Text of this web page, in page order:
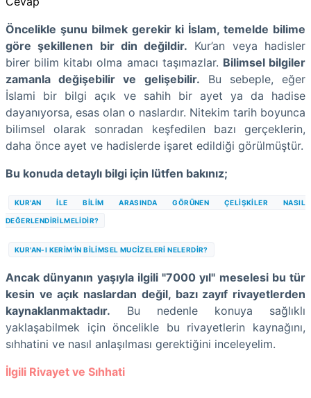
Öncelikle şunu bilmek gerekir ki İslam, temelde bilime
göre şekillenen bir din değildir. Kur’an veya hadisler
birer bilim kitabı olma amacı taşımazlar. Bilimsel bilgiler
zamanla değişebilir ve gelişebilir. Bu sebeple, eğer
İslami bir bilgi açık ve sahih bir ayet ya da hadise
dayanıyorsa, esas olan o naslardır. Nitekim tarih boyunca
bilimsel olarak sonradan keşfedilen bazı gerçeklerin,
daha önce ayet ve hadislerde işaret edildiği görülmüştür.
Bu konuda detaylı bilgi için lütfen bakınız;
KUR’AN İLE BİLİM ARASINDA GÖRÜNEN ÇELİŞKİLER NASIL
DEĞERLENDİRİLMELİDİR?
KUR'AN-I KERİM'İN BİLİMSEL MUCİZELERİ NELERDİR?
Ancak dünyanın yaşıyla ilgili "7000 yıl" meselesi bu tür
kesin ve açık naslardan değil, bazı zayıf rivayetlerden
kaynaklanmaktadır. Bu nedenle konuya sağlıklı
yaklaşabilmek için öncelikle bu rivayetlerin kaynağını,
sıhhatini ve nasıl anlaşılması gerektiğini inceleyelim.
İlgili Rivayet ve Sıhhati